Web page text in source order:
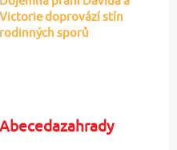
Victorie doprovází stín
rodinných sporů
Abecedazahrady